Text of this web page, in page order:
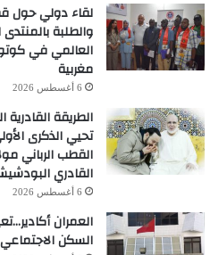
لقاء دولي حول
والطلبة
العالمي في
مغربية
6 أغسطس 2026
الطريقة
تحيي الذكرى
القطب الرباني
القادري
6 أغسطس 2026
العمران
السكن